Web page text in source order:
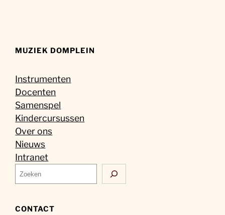
MUZIEK DOMPLEIN
Instrumenten
Docenten
Samenspel
Kindercursussen
Over ons
Nieuws
Intranet
Z
o
k
CONTACT